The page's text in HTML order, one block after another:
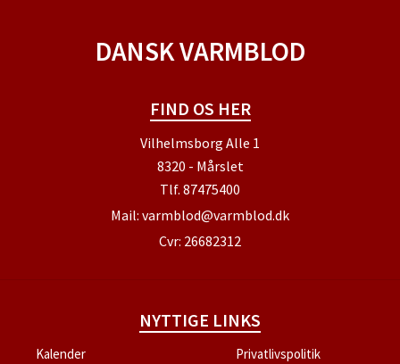
DANSK VARMBLOD
FIND OS HER
Vilhelmsborg Alle 1
8320 - Mårslet
Tlf. 87475400
Mail: varmblod@varmblod.dk
Cvr: 26682312
NYTTIGE LINKS
Kalender
Privatlivspolitik